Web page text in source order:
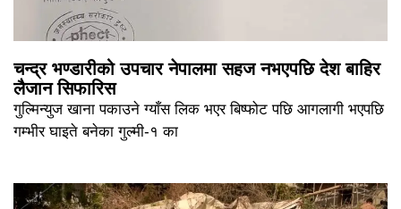
चन्द्र भण्डारीको उपचार नेपालमा सहज नभएपछि देश बाहिर
लैजान सिफारिस
गुल्मिन्युज खाना पकाउने ग्याँस लिक भएर बिष्फोट पछि आगलागी भएपछि
गम्भीर घाइते बनेका गुल्मी-१ का